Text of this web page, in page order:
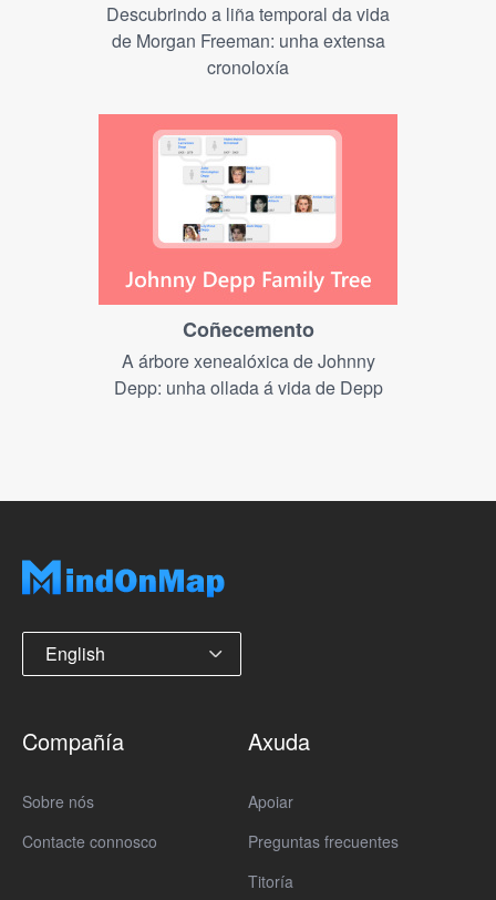
Descubrindo a liña temporal da vida
de Morgan Freeman: unha extensa
cronoloxía
Coñecemento
A árbore xenealóxica de Johnny
Depp: unha ollada á vida de Depp
English
Compañía
Sobre nós
Contacte connosco
Axuda
Apoiar
Preguntas frecuentes
Titoría